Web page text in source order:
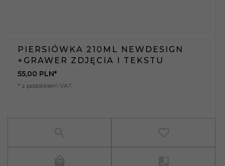
PIERSIÓWKA 210ML NEWDESIGN
+GRAWER ZDJĘCIA I TEKSTU
55,00 PLN*
* z podatkiem VAT